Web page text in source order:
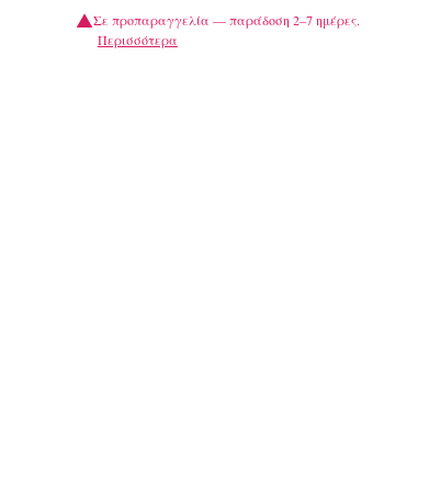
Σε προπαραγγελία — παράδοση 2–7 ημέρες.
Περισσότερα